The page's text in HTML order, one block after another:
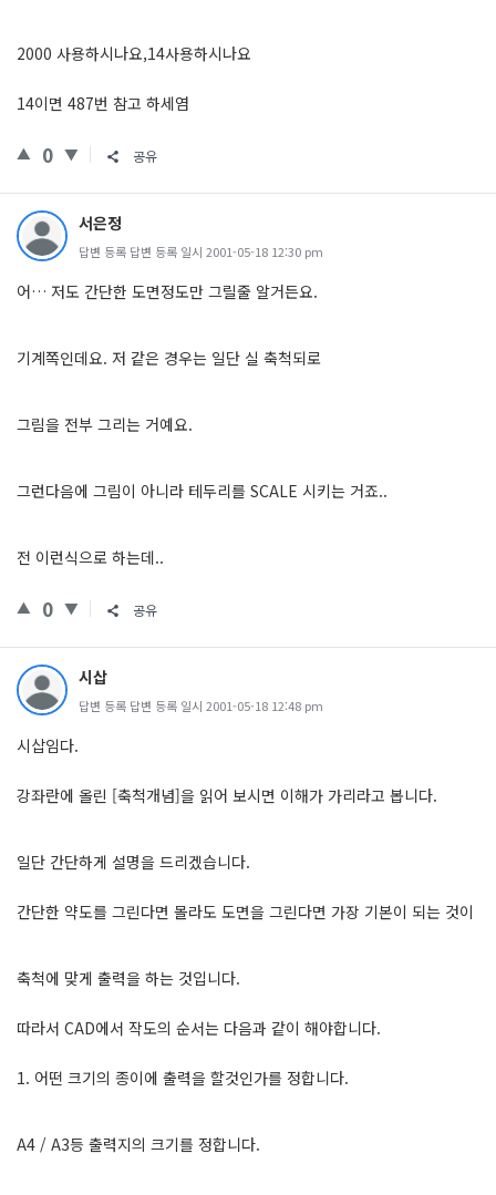
2000 사용하시나요,14사용하시나요
14이면 487번 참고 하세염
0 공유
서은정
답변 등록 답변 등록 일시 2001-05-18 12:30 pm
어… 저도 간단한 도면정도만 그릴줄 알거든요.
기계쪽인데요. 저 같은 경우는 일단 실 축척되로
그림을 전부 그리는 거예요.
그런다음에 그림이 아니라 테두리를 SCALE 시키는 거죠..
전 이런식으로 하는데..
0 공유
시삽
답변 등록 답변 등록 일시 2001-05-18 12:48 pm
시삽임다.
강좌란에 올린 [축척개념]을 읽어 보시면 이해가 가리라고 봅니다.
일단 간단하게 설명을 드리겠습니다.
간단한 약도를 그린다면 몰라도 도면을 그린다면 가장 기본이 되는 것이
축척에 맞게 출력을 하는 것입니다.
따라서 CAD에서 작도의 순서는 다음과 같이 해야합니다.
1. 어떤 크기의 종이에 출력을 할것인가를 정합니다.
A4 / A3등 출력지의 크기를 정합니다.